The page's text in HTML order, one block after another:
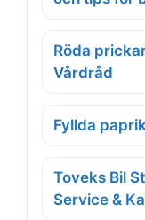
Röda
Vårdråd
Fyllda
Toveks Bil
Service &